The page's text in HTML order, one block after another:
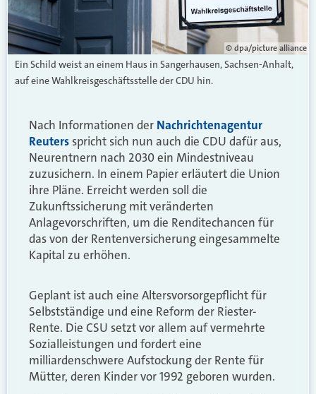
© dpa/picture alliance
Ein Schild weist an einem Haus in Sangerhausen, Sachsen-Anhalt,
auf eine Wahlkreisgeschäftsstelle der CDU hin.
Nach Informationen der Nachrichtenagentur
Reuters spricht sich nun auch die CDU dafür aus,
Neurentnern nach 2030 ein Mindestniveau
zuzusichern. In einem Papier erläutert die Union
ihre Pläne. Erreicht werden soll die
Zukunftssicherung mit veränderten
Anlagevorschriften, um die Renditechancen für
das von der Rentenversicherung eingesammelte
Kapital zu erhöhen.
Geplant ist auch eine Altersvorsorgepflicht für
Selbstständige und eine Reform der Riester-
Rente. Die CSU setzt vor allem auf vermehrte
Sozialleistungen und fordert eine
milliardenschwere Aufstockung der Rente für
Mütter, deren Kinder vor 1992 geboren wurden.